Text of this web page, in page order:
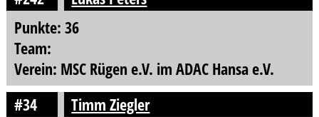
Punkte: 36
Team:
Verein: MSC Rügen e.V. im ADAC Hansa e.V.
#34
Timm Ziegler